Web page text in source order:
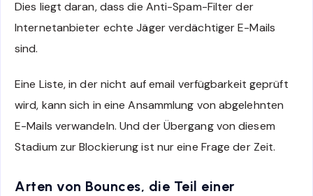
Dies liegt daran, dass die Anti-Spam-Filter der
Internetanbieter echte Jäger verdächtiger E-Mails
sind.
Eine Liste, in der nicht auf email verfügbarkeit geprüft
wird, kann sich in eine Ansammlung von abgelehnten
E-Mails verwandeln. Und der Übergang von diesem
Stadium zur Blockierung ist nur eine Frage der Zeit.
Arten von Bounces, die Teil einer